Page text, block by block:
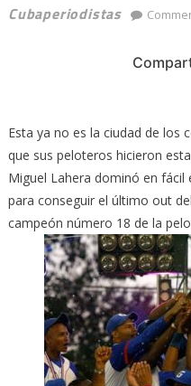
Cubaperiodistas
Esta ya no es la ciudad de los
que sus peloteros hicieron
Miguel Lahera dominó en fácil
para conseguir el último out
campeón número 18 de la